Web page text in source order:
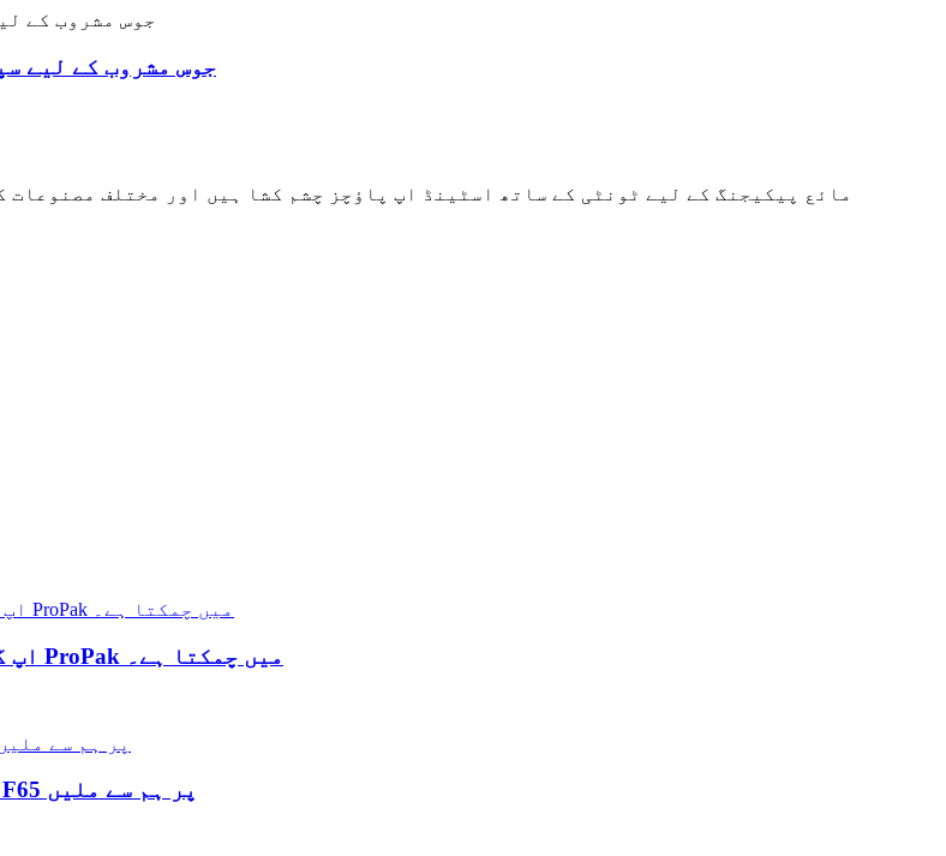
جوس مشروب کے لیے
مائع پیکیجنگ کے لیے ٹونٹی کے ساتھ اسٹینڈ اپ پاؤچز چشم کشا ہیں اور مختلف
PACKMIC اپ گریڈ شدہ پائیدار پیکیجنگ اختراعات کے ساتھ ProPak میں چمکتا ہے۔
PACKMIC ProPak China 2026 میں نمائش کے لیے - بوتھ 81F65 پر ہم سے ملیں